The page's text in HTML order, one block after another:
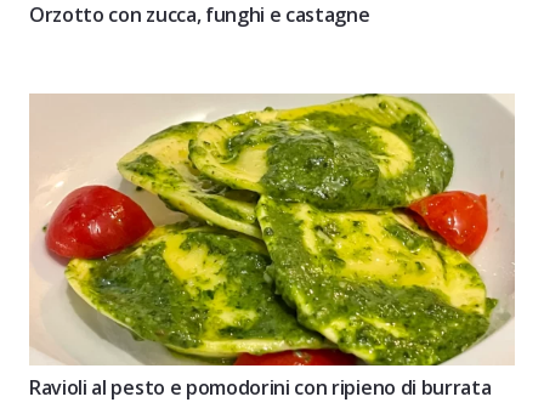
Orzotto con zucca, funghi e castagne
Ravioli al pesto e pomodorini con ripieno di burrata